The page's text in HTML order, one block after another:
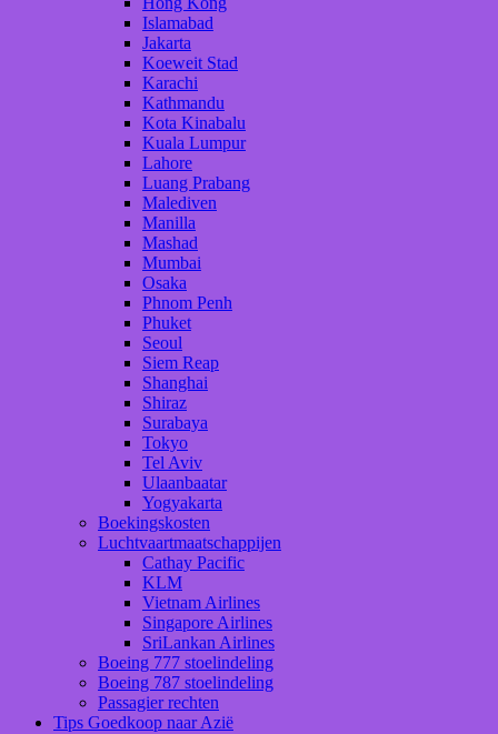
Islamabad
Jakarta
Koeweit Stad
Karachi
Kathmandu
Kota Kinabalu
Kuala Lumpur
Lahore
Luang Prabang
Malediven
Manilla
Mashad
Mumbai
Osaka
Phnom Penh
Phuket
Seoul
Siem Reap
Shanghai
Shiraz
Surabaya
Tokyo
Tel Aviv
Ulaanbaatar
Yogyakarta
Boekingskosten
Luchtvaartmaatschappijen
Cathay Pacific
KLM
Vietnam Airlines
Singapore Airlines
SriLankan Airlines
Boeing 777 stoelindeling
Boeing 787 stoelindeling
Passagier rechten
Tips Goedkoop naar Azië